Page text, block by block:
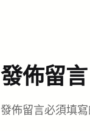
發佈留言
發佈留言必須填